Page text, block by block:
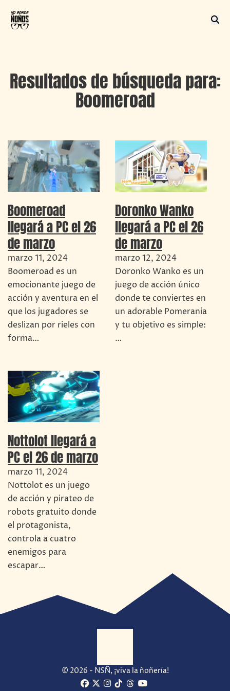
Resultados de búsqueda para:
Boomeroad
Boomeroad
llegará a PC el 26
de marzo
marzo 11, 2024
Boomeroad es un
emocionante juego de
acción y aventura en el
que los jugadores se
deslizan por rieles con
forma…
Doronko Wanko
llegará a PC el 26
de marzo
marzo 12, 2024
Doronko Wanko es un
juego de acción único
donde te conviertes en
un adorable Pomerania
y tu objetivo es simple:
…
Nottolot llegará a
PC el 26 de marzo
marzo 11, 2024
Nottolot es un juego
de acción y pirateo de
robots gratuito donde
el protagonista,
controla a cuatro
enemigos para
escapar…
© 2026 - NSÑ, ¡viva la ñoñería!